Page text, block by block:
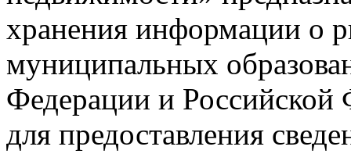
хранения информации о
муниципальных
Федерации и Российской
для предоставления